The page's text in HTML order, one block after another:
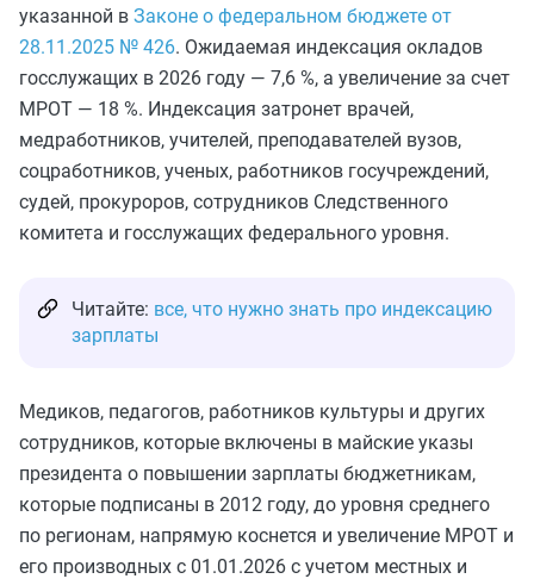
указанной в Законе о федеральном бюджете от
28.11.2025 № 426. Ожидаемая индексация окладов
госслужащих в 2026 году — 7,6 %, а увеличение за счет
МРОТ — 18 %. Индексация затронет врачей,
медработников, учителей, преподавателей вузов,
соцработников, ученых, работников госучреждений,
судей, прокуроров, сотрудников Следственного
комитета и госслужащих федерального уровня.
Читайте: все, что нужно знать про индексацию
зарплаты
Медиков, педагогов, работников культуры и других
сотрудников, которые включены в майские указы
президента о повышении зарплаты бюджетникам,
которые подписаны в 2012 году, до уровня среднего
по регионам, напрямую коснется и увеличение МРОТ и
его производных с 01.01.2026 с учетом местных и